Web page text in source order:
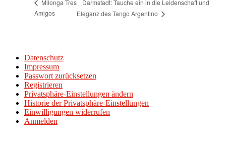
Milonga Tres
Amigos
Darmstadt: Tauche ein in die Leidenschaft und
Eleganz des Tango Argentino
Datenschutz
Impressum
Passwort zurücksetzen
Registrieren
Privatsphäre-Einstellungen ändern
Historie der Privatsphäre-Einstellungen
Einwilligungen widerrufen
Anmelden